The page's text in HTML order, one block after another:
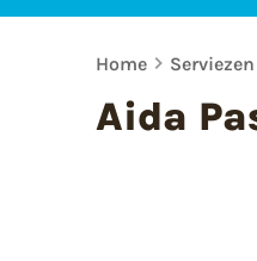
Home Serviezen
Aida